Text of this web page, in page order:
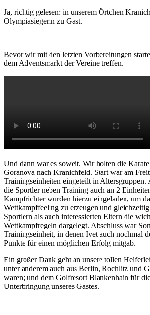
Ja, richtig gelesen: in unserem Örtchen
Olympiasiegerin zu Gast.
Bevor wir mit den letzten Vorbereitungen
dem Adventsmarkt der Vereine treffen.
Und dann war es soweit. Wir holten die
Goranova nach Kranichfeld. Start war am
Trainingseinheiten eingeteilt in Altersgruppen.
die Sportler neben Training auch an 2
Kampfrichter wurden hierzu eingeladen, um
Wettkampffeeling zu erzeugen und
Sportlern als auch interessierten Eltern die
Wettkampfregeln dargelegt. Abschluss war
Trainingseinheit, in denen Ivet auch nochmal
Punkte für einen möglichen Erfolg mitgab.
Ein großer Dank geht an unsere tollen
unter anderem auch aus Berlin, Rochlitz und
waren; und dem Golfresort Blankenhain für
Unterbringung unseres Gastes.